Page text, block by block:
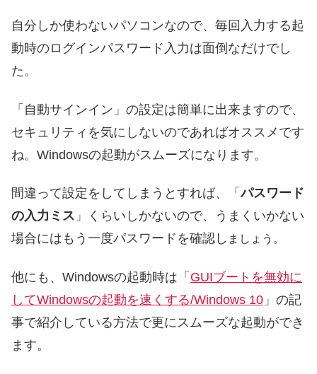
自分しか使わないパソコンなので、毎回入力する起
動時のログインパスワード入力は面倒なだけでし
た。
「自動サインイン」の設定は簡単に出来ますので、
セキュリティを気にしないのであればオススメです
ね。Windowsの起動がスムーズになります。
間違って設定をしてしまうとすれば、「パスワード
の入力ミス 」くらいしかないので、うまくいかない
場合にはもう一度パスワードを確認し ましょう。
他にも、Windowsの起動時は「 GUIブートを無効に
してWindowsの起動を速くする/Windows 10 」の記
事で紹介している方法で更にスムーズな起動ができ
ます。